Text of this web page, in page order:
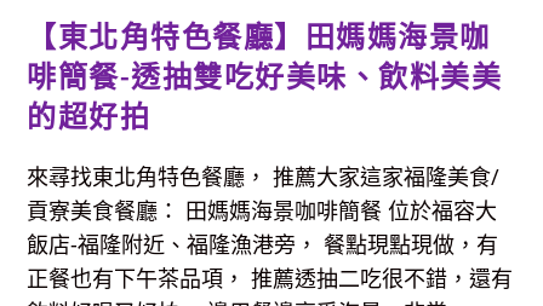
漁
獲、
現
撈
現
費
停
車
好
方
便
【東北角特色餐廳】田媽媽海景咖
啡簡餐-透抽雙吃好美味、飲料美美
的超好拍
來尋找東北角特色餐廳， 推薦大家這家福隆美食/
貢寮美食餐廳： 田媽媽海景咖啡簡餐 位於福容大
飯店-福隆附近、福隆漁港旁， 餐點現點現做，有
正餐也有下午茶品項， 推薦透抽二吃很不錯，還有